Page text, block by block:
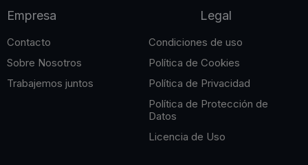
b
o
a
r
m
r
Empresa
Contacto
Sobre Nosotros
Trabajemos juntos
Legal
Condiciones de uso
Política de Cookies
Política de Privacidad
Política de Protección de
Datos
Licencia de Uso